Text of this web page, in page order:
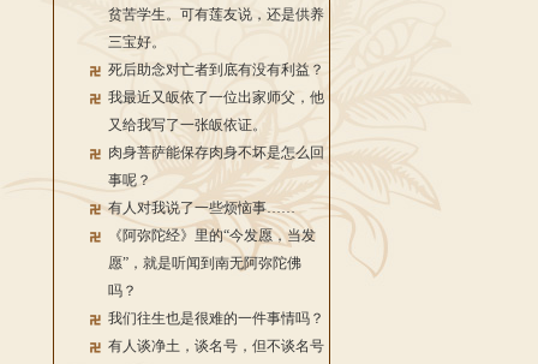
贫苦学生。可有莲友说，还是供养
三宝好。
死后助念对亡者到底有没有利益？
我最近又皈依了一位出家师父，他
又给我写了一张皈依证。
肉身菩萨能保存肉身不坏是怎么回
事呢？
有人对我说了一些烦恼事……
《阿弥陀经》里的“今发愿，当发
愿”，就是听闻到南无阿弥陀佛
吗？
我们往生也是很难的一件事情吗？
有人谈净土，谈名号，但不谈名号